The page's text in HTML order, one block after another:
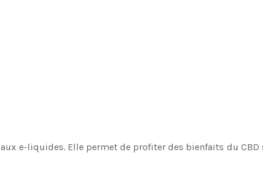
e-liquides. Elle permet de profiter des bienfaits du